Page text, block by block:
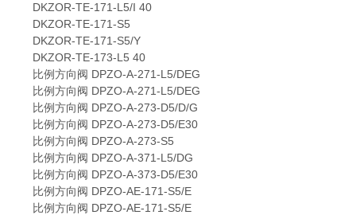
DKZOR-TE-171-L5/I 40
DKZOR-TE-171-S5
DKZOR-TE-171-S5/Y
DKZOR-TE-173-L5 40
比例方向阀 DPZO-A-271-L5/DEG
比例方向阀 DPZO-A-271-L5/DEG
比例方向阀 DPZO-A-273-D5/D/G
比例方向阀 DPZO-A-273-D5/E30
比例方向阀 DPZO-A-273-S5
比例方向阀 DPZO-A-371-L5/DG
比例方向阀 DPZO-A-373-D5/E30
比例方向阀 DPZO-AE-171-S5/E
比例方向阀 DPZO-AE-171-S5/E